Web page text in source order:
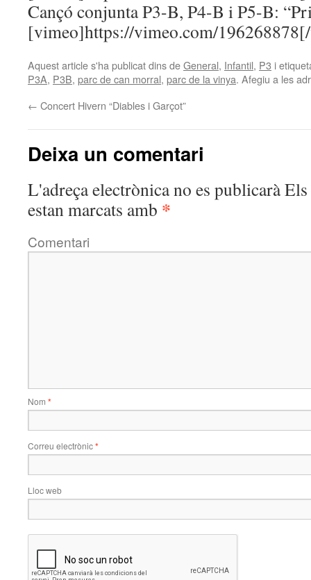
Cançó conjunta P3-B, P4-B i P5-B:
[vimeo]https://vimeo.com/
Aquest article s'ha publicat dins deGeneral, Infantil, P3 i
P3A, P3B, parc de can morral, parc de la vinya. Afegiu a les
← Concert Hivern “Diables i Garçot”
Deixa un comentari
L'adreça electrònica no es publicaràEls
estan marcats amb *
Comentari
Nom *
Correu electrònic*
Lloc web